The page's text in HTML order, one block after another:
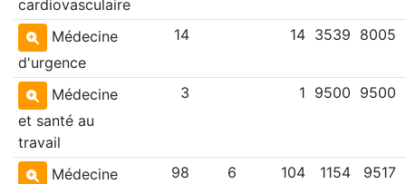
cardiovasculaire
Médecine
d'urgence
14 14 3539 8005
Médecine
et santé au
travail
3 1 9500 9500
Médecine
98 6 104 1154 9517